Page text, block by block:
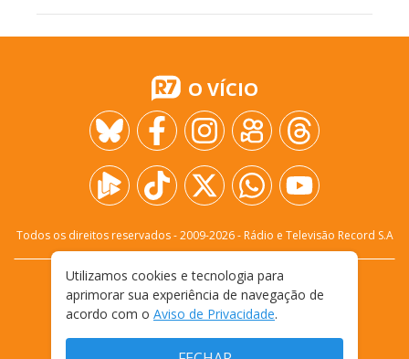
O VÍCIO
Todos os direitos reservados - 2009-2026- Rádio e Televisão Record S.A
FALE CONOSCO
PRIVACIDADE
TERMOS E CONDIÇÕES DE USO
Utilizamos cookies e tecnologia para
aprimorar sua experiência de navegação de
acordo com o Aviso de Privacidade.